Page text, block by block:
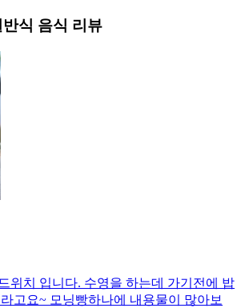
반식 음식 리뷰
위치 입니다. 수영을 하는데 가기전에 밥
고요~ 모닝빵하나에 내용물이 많아보